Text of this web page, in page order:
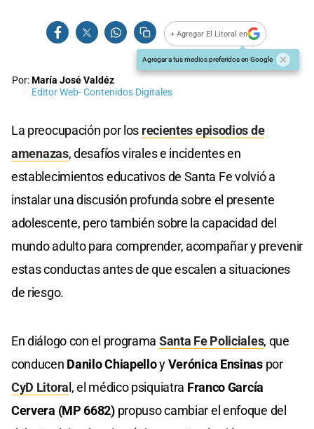
+ Agregar El Litoral en
Agregar a tus medios preferidos en Google
Por:María José Valdéz
Editor Web- Contenidos Digitales
La preocupación por los recientes episodios de
amenazas, desafíos virales e incidentes en
establecimientos educativos de Santa Fe volvió a
instalar una discusión profunda sobre el presente
adolescente, pero también sobre la capacidad del
mundo adulto para comprender, acompañar y prevenir
estas conductas antes de que escalen a situaciones
de riesgo.
En diálogo con el programa Santa Fe Policiales, que
conducen Danilo ChiapelloyVerónica Ensinaspor
CyD Litora l, el médico psiquiatra Franco García
Cervera (MP 6682)propuso cambiar el enfoque del